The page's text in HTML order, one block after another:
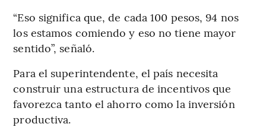
“Eso significa que, de cada 100 pesos, 94 nos
los estamos comiendo y eso no tiene mayor
sentido”, señaló.
Para el superintendente, el país necesita
construir una estructura de incentivos que
favorezca tanto el ahorro como la inversión
productiva.